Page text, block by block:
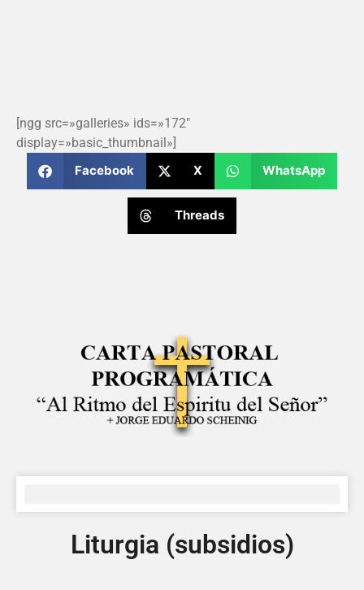
[ngg src=»galleries» ids=»172″
display=»basic_thumbnail»]
Facebook
X WhatsApp
Threads
Liturgia (subsidios)